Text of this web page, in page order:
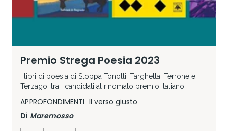
Premio Strega Poesia 2023
I libri di poesia di Stoppa Tonolli, Targhetta, Terrone e
Terzago, tra i candidati al rinomato premio italiano
APPROFONDIMENTI Il verso giusto
Di Maremosso